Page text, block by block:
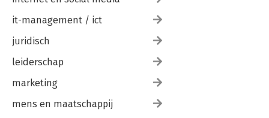
it-management / ict
juridisch
leiderschap
marketing
mens en maatschappij